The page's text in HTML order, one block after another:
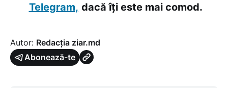
Telegram, dacă îți este mai comod.
Autor: Redacția ziar.md
Abonează-te